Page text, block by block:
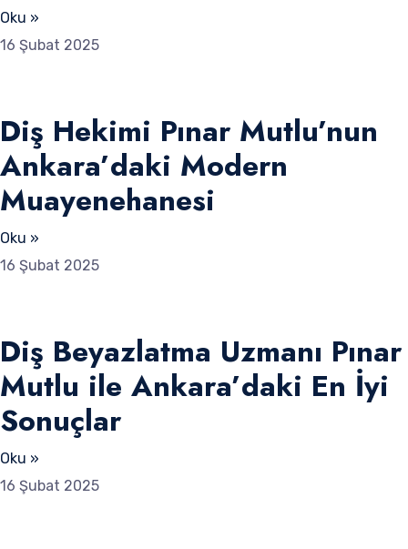
Oku »
16 Şubat 2025
Diş Hekimi Pınar Mutlu’nun
Ankara’daki Modern
Muayenehanesi
Oku »
16 Şubat 2025
Diş Beyazlatma Uzmanı Pınar
Mutlu ile Ankara’daki En İyi
Sonuçlar
Oku »
16 Şubat 2025